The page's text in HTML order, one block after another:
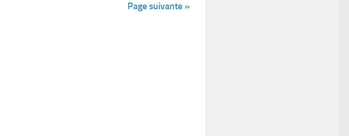
Page suivante »